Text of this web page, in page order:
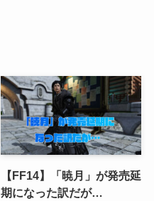
【FF14】「暁月」が発売延
期になった訳だが…